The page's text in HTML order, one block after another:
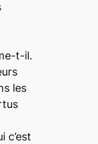
t-il.
les
c’est